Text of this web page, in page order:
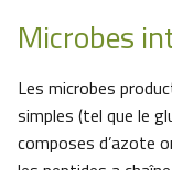
Microbes
Les microbes
simples (tel que le
composes d’azote